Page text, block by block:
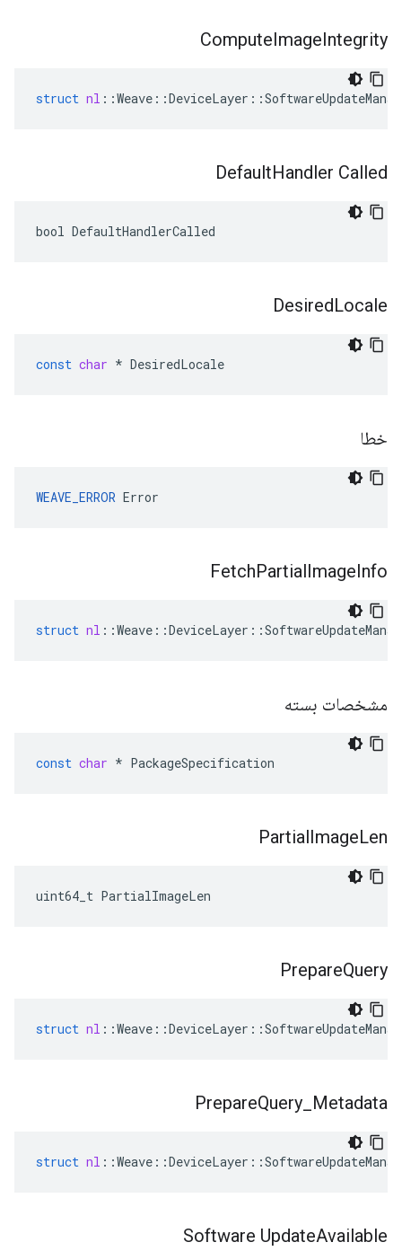
ComputeImageIntegrity
struct nl ::Weave ::DeviceLayer ::
DefaultHandler Called
bool DefaultHandlerCalled
DesiredLocale
const char * DesiredLocale
خطا
WEAVE_ERROR Error
FetchPartialImageInfo
struct nl ::Weave ::DeviceLayer ::
مشخصات بسته
const char * PackageSpecification
PartialImageLen
uint64_t PartialImageLen
PrepareQuery
struct nl ::Weave ::DeviceLayer ::
PrepareQuery Metadata
struct nl ::Weave ::DeviceLayer ::
Software UpdateAvailable